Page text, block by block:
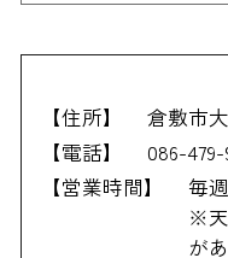
【住所】
倉敷市
【電話】
086-479-
【営業時間】
毎
※
が